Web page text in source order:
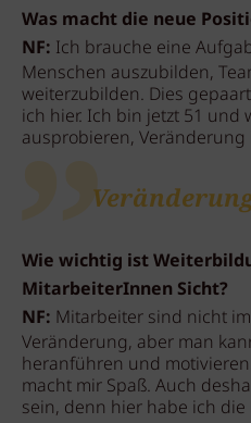
Was macht die neue
NF: Ich brauche eine
Menschen auszubilden,
weiterzubilden. Dies
ich hier. Ich bin jetzt 51 und
ausprobieren,
Wie wichtig ist
MitarbeiterInnen Sicht?
NF: Mitarbeiter sind nicht
Veränderung, aber man
heranführen und
macht mir Spaß. Auch
sein, denn hier habe ich